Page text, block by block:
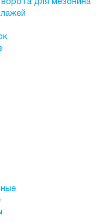
ворота для мезонина